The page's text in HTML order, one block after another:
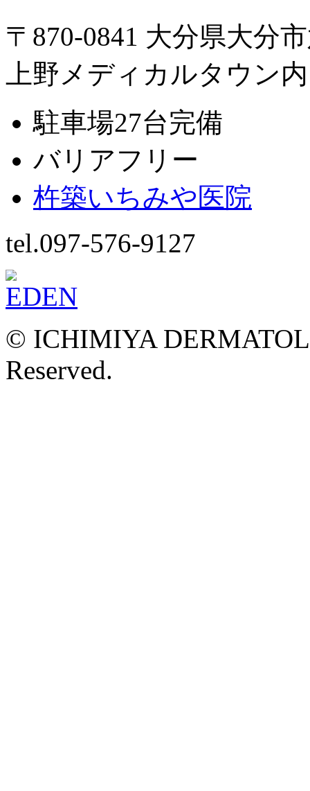
〒870-0841 大分県大分
上野メディカルタウン内
駐車場27台完備
バリアフリー
杵築いちみや医院
tel.097-576-9127
© ICHIMIYA
Reserved.